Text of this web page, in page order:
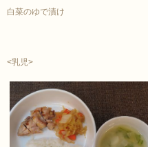
白菜のゆで漬け
<乳児>